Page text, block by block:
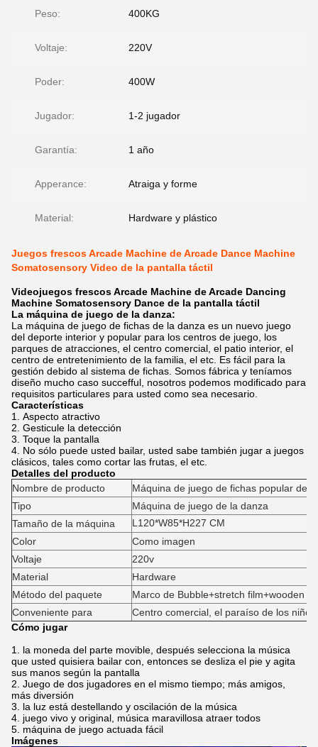
Peso: 400KG
Voltaje: 220V
Poder: 400W
Jugador: 1-2 jugador
Garantía: 1 año
Apperance: Atraiga y forme
Material: Hardware y plástico
Juegos frescos Arcade Machine de Arcade Dance Machine
Somatosensory Video de la pantalla táctil
Videojuegos frescos Arcade Machine de Arcade Dancing
Machine Somatosensory Dance de la pantalla táctil
La máquina de juego de la danza:
La máquina de juego de fichas de la danza es un nuevo juego
del deporte interior y popular para los centros de juego, los
parques de atracciones, el centro comercial, el patio interior, el
centro de entretenimiento de la familia, el etc. Es fácil para la
gestión debido al sistema de fichas. Somos fábrica y teníamos
diseño mucho caso succefful, nosotros podemos modificado para
requisitos particulares para usted como sea necesario.
Características
1. Aspecto atractivo
2. Gesticule la detección
3. Toque la pantalla
4. No sólo puede usted bailar, usted sabe también jugar a juegos
clásicos, tales como cortar las frutas, el etc.
Detalles del producto
Nombre de producto
Máquina de juego de fichas popular de
Tipo
Máquina de juego de la danza
Tamaño de la máquina
L120*W85*H227 CM
Color
Como imagen
Voltaje
220v
Material
Hardware
Método del paquete
Marco de Bubble+stretch film+wooden
Conveniente para
Centro comercial, el paraíso de los
Cómo jugar
1. la moneda del parte movible, después selecciona la música
que usted quisiera bailar con, entonces se desliza el pie y agita
sus manos según la pantalla
2. Juego de dos jugadores en el mismo tiempo; más amigos,
más diversión
3. la luz está destellando y oscilación de la música
4. juego vivo y original, música maravillosa atraer todos
5. máquina de juego actuada fácil
Imágenes